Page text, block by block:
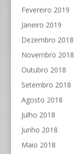
Fevereiro 2019
Janeiro 2019
Dezembro 2018
Novembro 2018
Outubro 2018
Setembro 2018
Agosto 2018
Julho 2018
Junho 2018
Maio 2018